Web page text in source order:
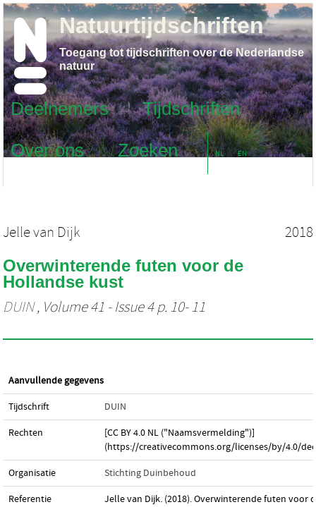
Deelnemers
Tijdschriften
Over ons
Zoeken NL EN
Natuurtijdschriften
Toegang tot tijdschriften over de Nederlandse
natuur
Jelle van Dijk 2018
Overwinterende futen voor de
Hollandse kust
DUIN, Volume 41 - Issue 4 p. 10- 11
Aanvullende gegevens
Tijdschrift DUIN
Rechten
[CC BY 4.0 NL ("Naamsvermelding")]
(https://creativecommons.org/licenses/by/4.0/
Organisatie Stichting Duinbehoud
Referentie
Jelle van Dijk. (2018). Overwinterende futen voor